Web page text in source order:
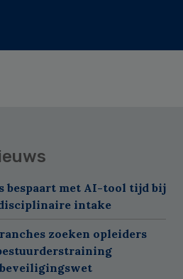
bespaart met AI-tool tijd bij
intake
zoeken opleiders